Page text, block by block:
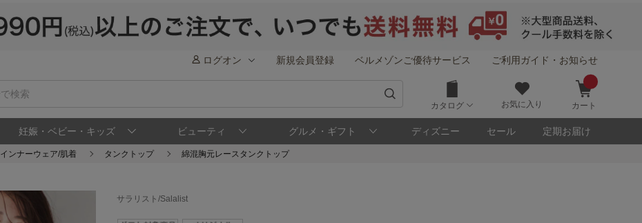
ログオン 新規会員登録 ベルメゾンご優待サービス ご利用ガイド・お知らせ
カタログ お気に入り カート
妊娠・ベビー・キッズ ビューティ グルメ・ギフト ディズニー セール 定期お届け
インナーウェア/肌着 タンクトップ 綿混胸元レースタンクトップ
サラリスト/Salalist